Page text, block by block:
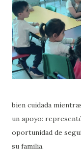
bien cuidada
un apoyo:
oportunidad de
su familia.